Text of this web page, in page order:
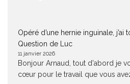
Opéré d’une hernie inguinale, j’ai
Question de Luc
11 janvier 2026
Bonjour Arnaud, tout d'abord je
cœur pour le travail que vous